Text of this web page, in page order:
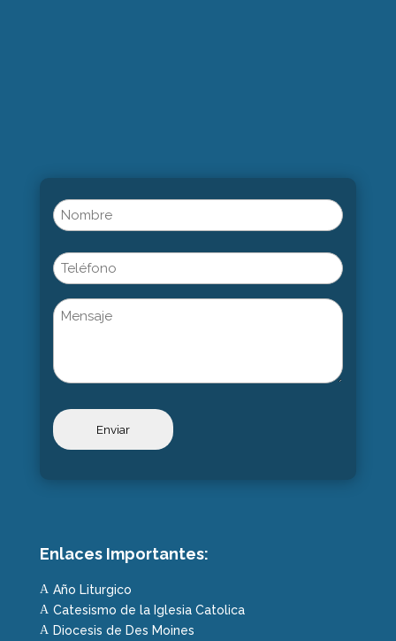
Name
(Obligatorio)
Phone
Untitled
Enlaces Importantes:
A Año Liturgico
A Catesismo de la Iglesia Catolica
A Diocesis de Des Moines